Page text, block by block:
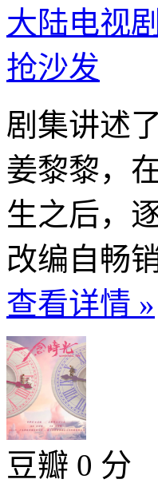
大陆电视剧
抢沙发
剧集讲述
姜黎黎，
生之后，
改编自畅
查看详情 »
豆瓣 0 分